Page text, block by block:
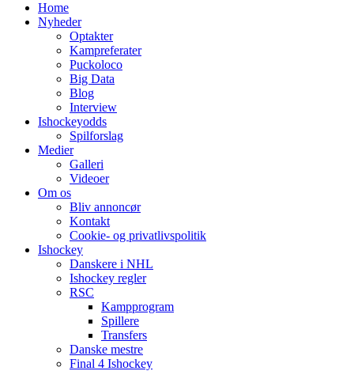
Home
Nyheder
Optakter
Kampreferater
Puckoloco
Big Data
Blog
Interview
Ishockeyodds
Spilforslag
Medier
Galleri
Videoer
Om os
Bliv annoncør
Kontakt
Cookie- og privatlivspolitik
Ishockey
Danskere i NHL
Ishockey regler
RSC
Kampprogram
Spillere
Transfers
Danske mestre
Final 4 Ishockey